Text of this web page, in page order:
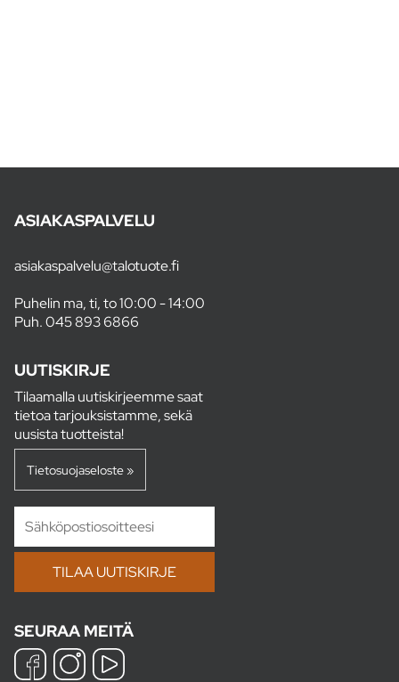
ASIAKASPALVELU
asiakaspalvelu@talotuote.fi
Puhelin ma, ti, to 10:00 - 14:00
Puh.045 893 6866
UUTISKIRJE
Tilaamalla uutiskirjeemme saat
tietoa tarjouksistamme, sekä
uusista tuotteista!
Tietosuojaseloste »
SEURAA MEITÄ